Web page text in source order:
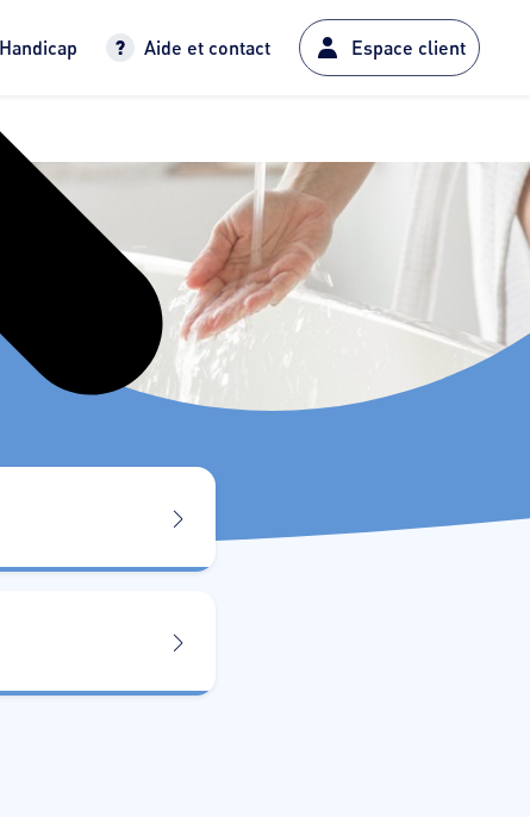
Handicap Aide et contact Espace client